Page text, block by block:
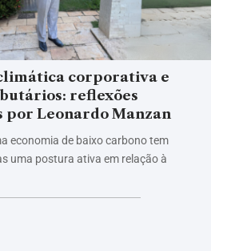
corporativa e
reflexões
por Leonardo Manzan
economia de baixo carbono tem
uma postura ativa em relação à